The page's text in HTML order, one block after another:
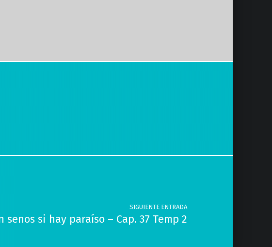
SIGUIENTE ENTRADA
senos si hay paraíso – Cap. 37 Temp 2